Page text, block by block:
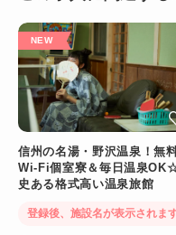
信州の名湯・野沢温泉！無
Wi-Fi個室寮＆毎日温泉
史ある格式高い温泉旅館
登録後、施設名が表示されま